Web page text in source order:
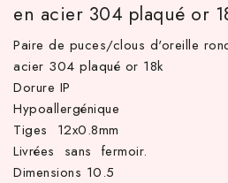
d'achat hors frais de port en
en acier 304 plaqué or
Paire de puces/clous d'oreille
acier 304 plaqué or 18k
Dorure IP
Hypoallergénique
Tiges 12x0.8mm
Livrées sans fermoir.
Dimensions 10.5